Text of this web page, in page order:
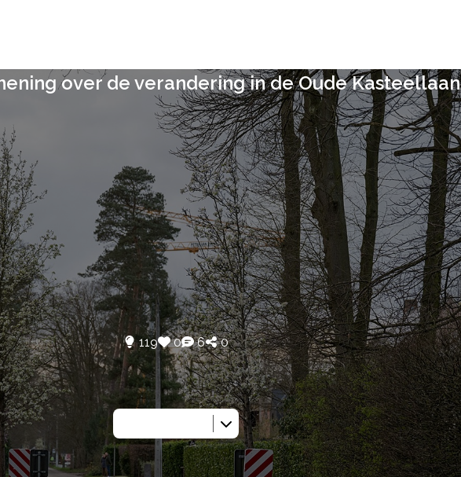
over de verandering in de Oude Kasteellaan
119 0 6 0
bijdragen werden reeds ingediend